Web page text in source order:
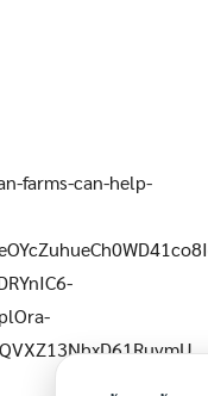
farms-can-help-